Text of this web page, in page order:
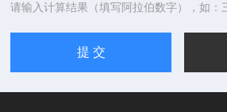
请输入计算结果（填写阿拉伯数字），如：